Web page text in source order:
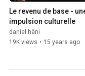
Le revenu de base -
impulsion culturelle
daniel häni
19K views • 15 years ago